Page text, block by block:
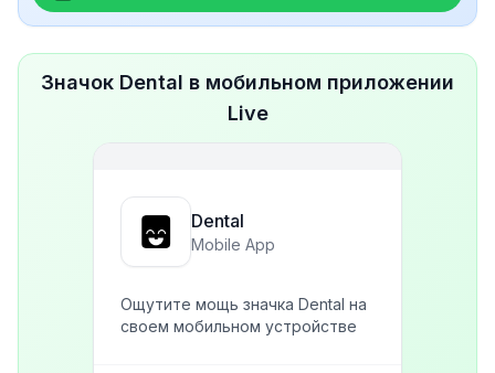
Значок Dental в мобильном приложении
Live
Dental
Mobile App
Ощутите мощь значка Dental на
своем мобильном устройстве